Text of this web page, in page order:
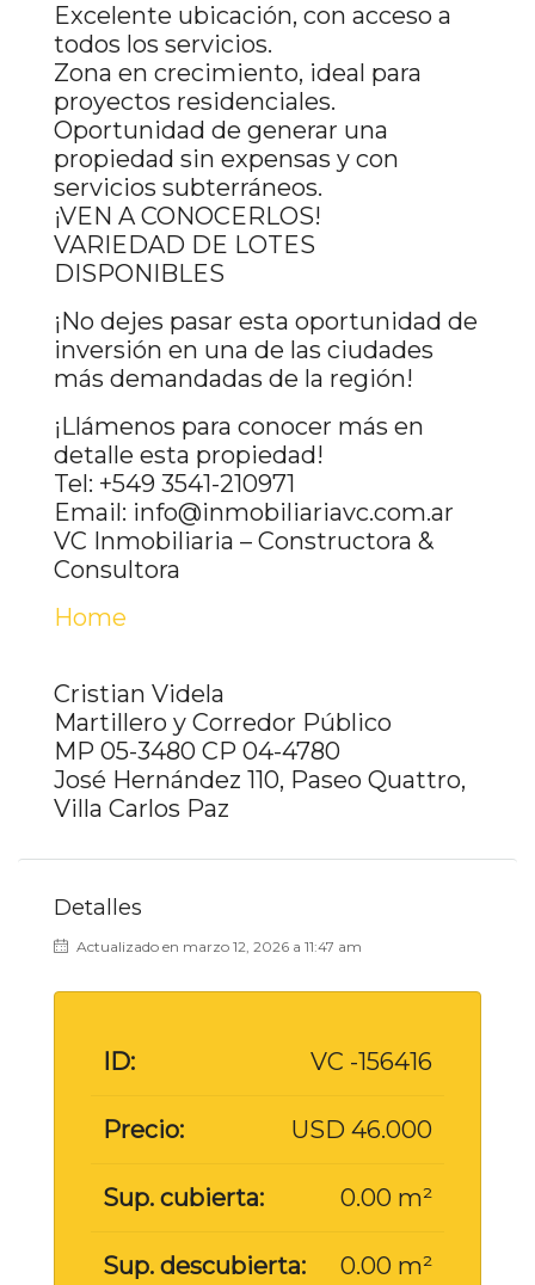
Excelente ubicación, con acceso a
todos los servicios.
Zona en crecimiento, ideal para
proyectos residenciales.
Oportunidad de generar una
propiedad sin expensas y con
servicios subterráneos.
¡VEN A CONOCERLOS!
VARIEDAD DE LOTES
DISPONIBLES
¡No dejes pasar esta oportunidad de
inversión en una de las ciudades
más demandadas de la región!
¡Llámenos para conocer más en
detalle esta propiedad!
Tel: +549 3541-210971
Email: info@inmobiliariavc.com.ar
VC Inmobiliaria – Constructora &
Consultora
Home
Cristian Videla
Martillero y Corredor Público
MP 05-3480 CP 04-4780
José Hernández 110, Paseo Quattro,
Villa Carlos Paz
Detalles
Actualizado en marzo 12, 2026 a 11:47 am
ID: VC -156416
Precio: USD 46.000
Sup. cubierta: 0.00 m²
Sup. descubierta: 0.00 m²